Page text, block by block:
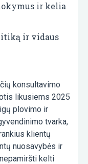
ir kelia
ir vidaus
konsultavimo
likusiems 2025
plovimo ir
tvarka,
klientų
nuosavybės ir
kelti